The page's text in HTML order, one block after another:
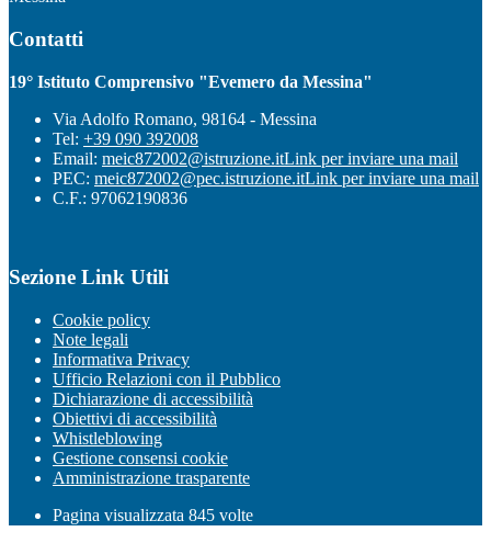
Contatti
19° Istituto Comprensivo "Evemero da Messina"
Via Adolfo Romano, 98164 - Messina
Tel: +39 090 392008
Email: meic872002@istruzione.itLink per inviare una mail
PEC: meic872002@pec.istruzione.itLink per inviare una mail
C.F.: 97062190836
Sezione Link Utili
Cookie policy
Note legali
Informativa Privacy
Ufficio Relazioni con il Pubblico
Dichiarazione di accessibilità
Obiettivi di accessibilità
Whistleblowing
Gestione consensi cookie
Amministrazione trasparente
Pagina visualizzata 845 volte